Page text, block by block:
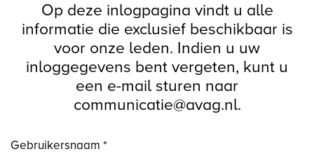
Op deze inlogpagina vindt u alle
informatie die exclusief beschikbaar is
voor onze leden. Indien u uw
inloggegevens bent vergeten, kunt u
een e-mail sturen naar
communicatie@avag.nl.
Gebruikersnaam *